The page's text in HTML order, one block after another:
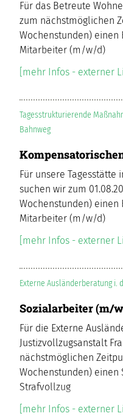
Für das Betreute
zum nächstmöglichen
Wochenstunden) einen
Mitarbeiter (m/w/d)
[mehr Infos - externer
Tagesstrukturierende
Bahnweg
Für unsere Tagesstätte
suchen wir zum
Wochenstunden) einen
Mitarbeiter (m/w/d)
[mehr Infos - externer
Externe Ausländerberatung i.
Sozialarbeiter (m/
Für die Externe
Justizvollzugsanstalt
nächstmöglichen
Wochenstunden)
Strafvollzug
[mehr Infos - externer